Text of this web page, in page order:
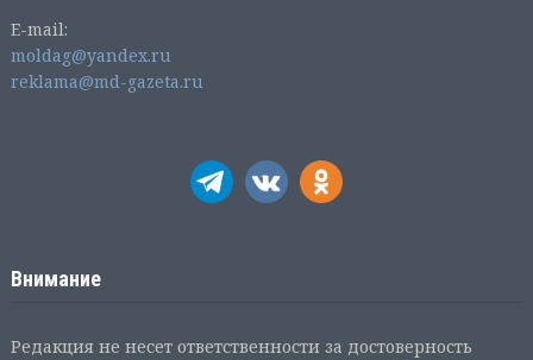
E-mail:
moldag@yandex.ru
reklama@md-gazeta.ru
Внимание
Редакция не несет ответственности за достоверность